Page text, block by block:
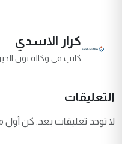
كرار الاسدي
كاتب في وكالة نون
التعليقات
لا توجد تعليقات بعد. كن